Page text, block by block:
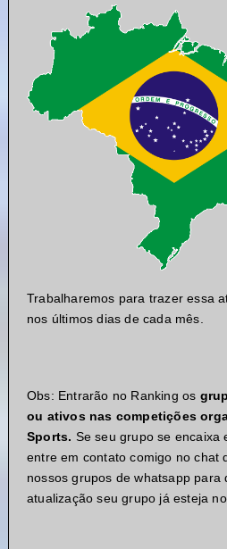
Trabalharemos para trazer essa
nos últimos dias de cada mês.
Obs: Entrarão no Ranking os
ou ativos nas competições
Sports. Se seu grupo se encaixa
entre em contato comigo no chat
nossos grupos de whatsapp para
atualização seu grupo já esteja no